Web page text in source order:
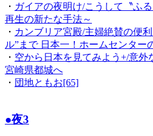
・ ガイアの夜明け/こうして〝ふ
再生の新たな手法～
・ カンブリア宮殿/主婦絶賛の便
ル”まで 日本一！ホームセンター
・ 空から日本を見てみよう+/意
宮崎県都城へ
・ 団地ともお[65]
●夜3